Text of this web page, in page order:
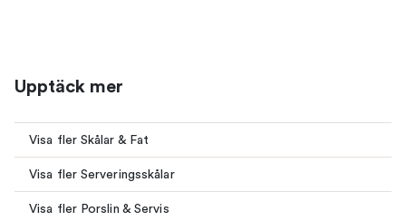
Upptäck mer
Visa fler Skålar & Fat
Visa fler Serveringsskålar
Visa fler Porslin & Servis